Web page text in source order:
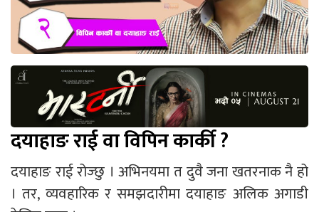
दयाहाङ राई वा विपिन कार्की ?
दयाहाङ राई रोज्छु । अभिनयमा त दुवै जना खतरनाक नै हो
। तर, व्यवहारिक र समझदारीमा दयाहाङ अलिक अगाडी